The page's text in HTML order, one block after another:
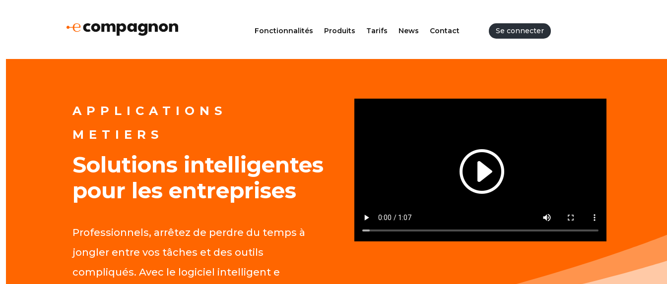
Fonctionnalités Produits Tarifs News Contact Se connecter
APPLICATIONS
METIERS
Solutions intelligentes
pour les entreprises
Professionnels, arrêtez de perdre du temps à
jongler entre vos tâches et des outils
compliqués. Avec le logiciel intelligent e